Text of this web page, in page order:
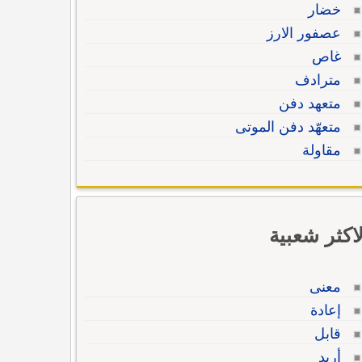
خضار
عصفور الارز
غاص
مترادف
متعهد دفن
متعهّد دفن الموتى
مقاولة
شعبية
معنى
إعادة
قابل
أريد